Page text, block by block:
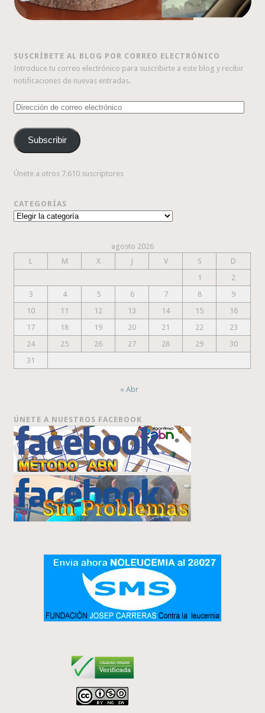
SUSCRÍBETE AL BLOG POR CORREO ELECTRÓNICO
Introduce tu correo electrónico para suscribirte a este blog y recibir
notificaciones de nuevas entradas.
Dirección
correo
electrónico
Subscribir
Únete a otros 7.610 suscriptores
CATEGORÍAS
Categorías
agosto 2026
L
M X J V S
D
1
2
3
4 5 6 7 8
9
10
11 12 13 14 15
16
17
18 19 20 21 22
23
24
25 26 27 28 29
30
31
« Abr
ÚNETE A NUESTROS FACEBOOK